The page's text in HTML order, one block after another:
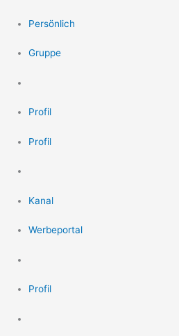
Persönlich
Gruppe
Profil
Profil
Kanal
Werbeportal
Profil